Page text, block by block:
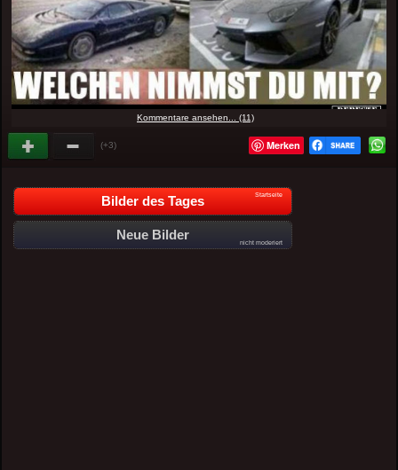
Kommentare ansehen... (11)
(+3) Merken
Bilder des Tages Startseite
Neue Bilder
nicht moderiert